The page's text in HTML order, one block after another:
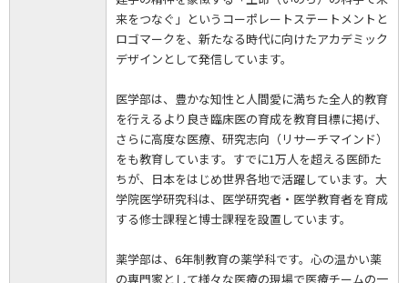
来をつなぐ」というコーポレートステートメントと
ロゴマークを、新たなる時代に向けたアカデミック
デザインとして発信しています。
医学部は、豊かな知性と人間愛に満ちた全人的教育
を行えるより良き臨床医の育成を教育目標に掲げ、
さらに高度な医療、研究志向（リサーチマインド）
をも教育しています。すでに1万人を超える医師た
ちが、日本をはじめ世界各地で活躍しています。大
学院医学研究科は、医学研究者・医学教育者を育成
する修士課程と博士課程を設置しています。
薬学部は、6年制教育の薬学科です。心の温かい薬
の専門家として様々な医療の現場で医療チームの一